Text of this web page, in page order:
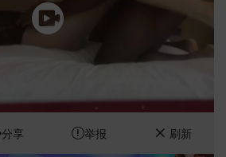
分享 举报 刷新